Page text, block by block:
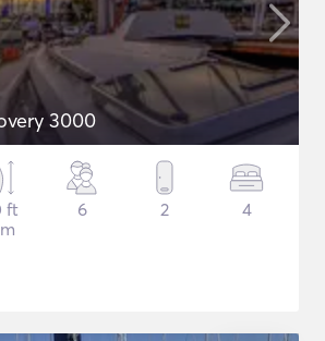
3000
ft
6 2 4